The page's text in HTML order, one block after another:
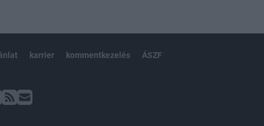
karrier kommentkezelés ÁSZF